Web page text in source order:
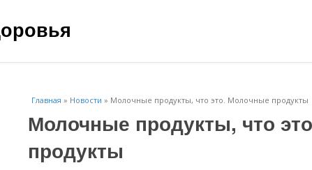
Главная » Новости » Молочные продукты, что это. Молочные продукты
Молочные продукты, что
продукты